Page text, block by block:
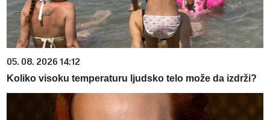
05. 08. 2026 14:12
Koliko visoku temperaturu ljudsko telo može da izdrži?